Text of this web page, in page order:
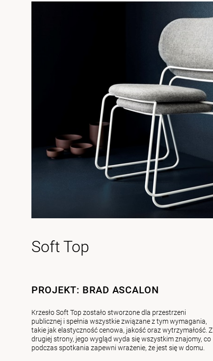
Soft Top
PROJEKT: BRAD ASCALON
Krzesło Soft Top zostało stworzone dla przestrzeni
publicznej i spełnia wszystkie związane z tym wymagania,
takie jak elastyczność cenowa, jakość oraz wytrzymałość. Z
drugiej strony, jego wygląd wyda się wszystkim znajomy, co
podczas spotkania zapewni wrażenie, że jest się w domu.